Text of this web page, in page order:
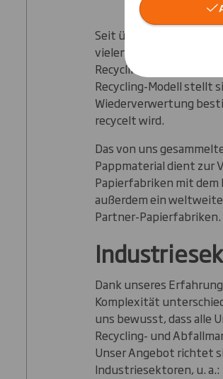
Seit über 40 Jahren
vielen verschiedenen
Recycling-Quoten zu
Recycling-Modell stellt
Wiederverwertung
recycelt wird.
Das von uns
Pappmaterial dient zur
Papierfabriken mit
außerdem ein
Partner-Papierfabriken.
Dank unseres
Komplexität
uns bewusst, dass alle
Recycling- und
Unser Angebot richtet
Industriesektoren, u. a.: